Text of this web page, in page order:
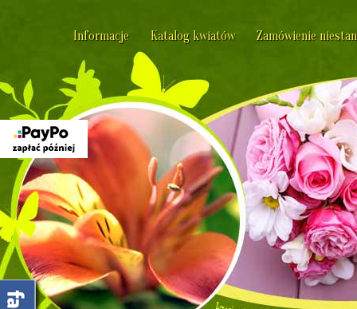
Informacje Katalog kwiatów Zamówienie